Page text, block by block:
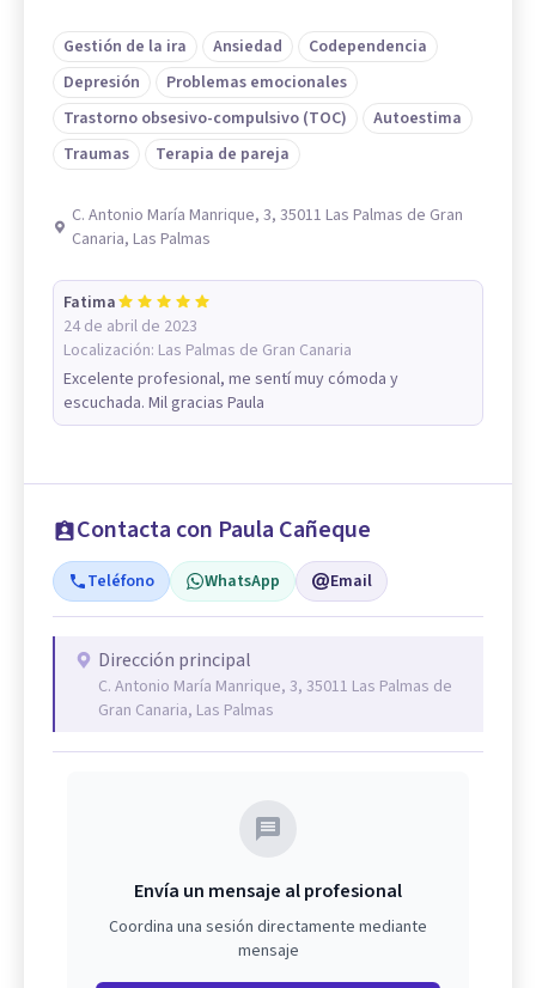
Gestión de la ira Ansiedad
Codependencia
Depresión
Problemas emocionales
Trastorno obsesivo-compulsivo (TOC)
Autoestima
Traumas
Terapia de pareja
C. Antonio María Manrique, 3, 35011 Las Palmas de Gran
Canaria, Las Palmas
Fatima
24 de abril de 2023
Localización: Las Palmas de Gran Canaria
Excelente profesional, me sentí muy cómoda y
escuchada. Mil gracias Paula
Contacta con Paula Cañeque
Teléfono WhatsApp Email
Dirección principal
C. Antonio María Manrique, 3, 35011 Las Palmas de
Gran Canaria, Las Palmas
Envía un mensaje al profesional
Coordina una sesión directamente mediante
mensaje